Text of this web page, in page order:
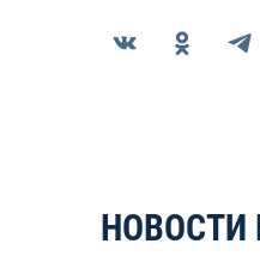
НОВОСТИ